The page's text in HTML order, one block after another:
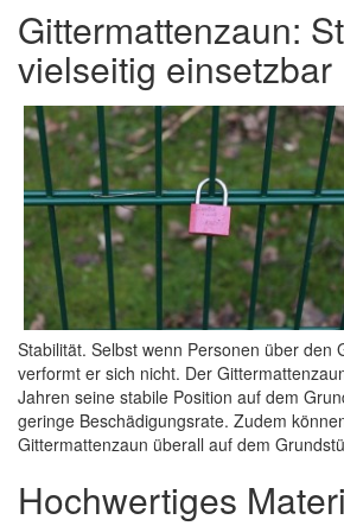
Gittermattenzaun:
vielseitig einsetzbar
Stabilität. Selbst wenn Personen über den
verformt er sich nicht. Der
Jahren seine stabile Position auf dem
geringe Beschädigungsrate. Zudem
Gittermattenzaun überall auf dem
Hochwertiges